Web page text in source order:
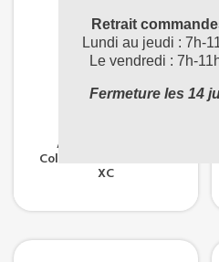
Aspirateur Anti-
Colmatant Attix 30-21
XC
Retrait
Lundi au jeudi : 7h-
Le vendredi : 7h-
Fermeture les 14